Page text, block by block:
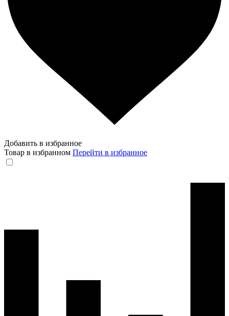
Добавить в избранное
Товар в избранном Перейти в избранное